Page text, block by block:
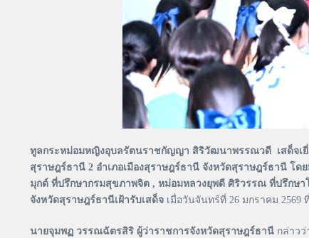
ทูลกระหม่อมหญิงอุบลรัตนราชกัญญา สิริวัฒนาพรรณวดี เสด็จเยี่ย
สุราษฎร์ธานี 2 อำเภอเมืองสุราษฎร์ธานี จังหวัดสุราษฎร์ธานี
มุกด์ ที่ปรึกษากรมสุขภาพจิต , หม่อมหลวงยุพดี ศิริวรรณ ที่ปรึกษา
จังหวัดสุราษฎร์ธานีเฝ้ารับเสด็จ เมื่อวันจันทร์ที่ 26 มกราคม 2569
นายจุมพฏ วรรณฉัตรสิริ ผู้ว่าราชการจังหวัดสุราษฎร์ธานี กล่าวว่